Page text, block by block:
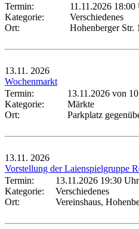
Termin:
11.11.2026 18:00
Kategorie:
Verschiedenes
Ort:
Hohenberger Str.
13.11. 2026
Wochenmarkt
Termin:
13.11.2026 von
Kategorie:
Märkte
Ort:
Parkplatz
13.11. 2026
Vorstellung der Laienspielgruppe
Termin:
13.11.2026 19:30 Uhr
Kategorie:
Verschiedenes
Ort:
Vereinshaus,